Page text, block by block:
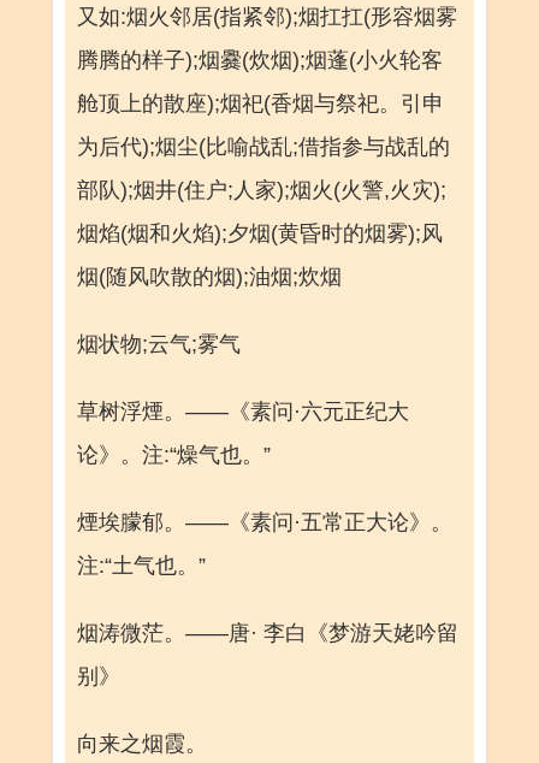
又如:烟火邻居(指紧邻);烟扛扛(形容烟雾
腾腾的样子);烟爨(炊烟);烟蓬(小火轮客
舱顶上的散座);烟祀(香烟与祭祀。引申
为后代);烟尘(比喻战乱;借指参与战乱的
部队);烟井(住户;人家);烟火(火警,火灾);
烟焰(烟和火焰);夕烟(黄昏时的烟雾);风
烟(随风吹散的烟);油烟;炊烟
烟状物;云气;雾气
草树浮煙。——《素问·六元正纪大
论》。注:“燥气也。”
煙埃朦郁。——《素问·五常正大论》。
注:“土气也。”
烟涛微茫。——唐· 李白《梦游天姥吟留
别》
向来之烟霞。